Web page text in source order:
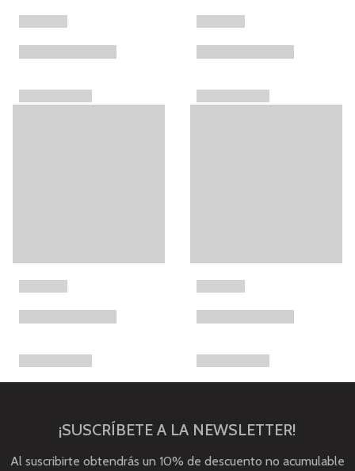
¡SUSCRÍBETE A LA NEWSLETTER!
Al suscribirte obtendrás un 10% de descuento no acumulable